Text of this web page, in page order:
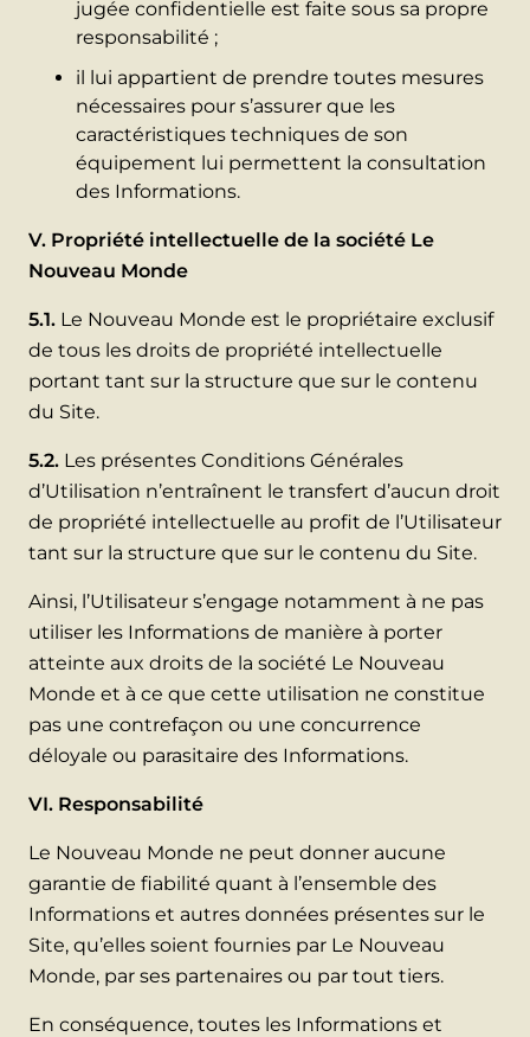
jugée confidentielle est faite sous sa propre
responsabilité ;
il lui appartient de prendre toutes mesures
nécessaires pour s’assurer que les
caractéristiques techniques de son
équipement lui permettent la consultation
des Informations.
V. Propriété intellectuelle de la société Le
Nouveau Monde
5.1. Le Nouveau Monde est le propriétaire exclusif
de tous les droits de propriété intellectuelle
portant tant sur la structure que sur le contenu
du Site.
5.2. Les présentes Conditions Générales
d’Utilisation n’entraînent le transfert d’aucun droit
de propriété intellectuelle au profit de l’Utilisateur
tant sur la structure que sur le contenu du Site.
Ainsi, l’Utilisateur s’engage notamment à ne pas
utiliser les Informations de manière à porter
atteinte aux droits de la société Le Nouveau
Monde et à ce que cette utilisation ne constitue
pas une contrefaçon ou une concurrence
déloyale ou parasitaire des Informations.
VI. Responsabilité
Le Nouveau Monde ne peut donner aucune
garantie de fiabilité quant à l’ensemble des
Informations et autres données présentes sur le
Site, qu’elles soient fournies par Le Nouveau
Monde, par ses partenaires ou par tout tiers.
En conséquence, toutes les Informations et